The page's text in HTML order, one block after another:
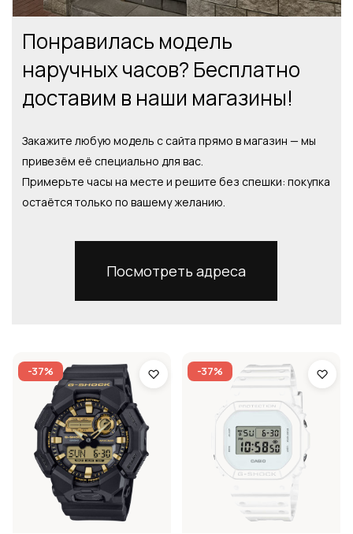
Понравилась модель
наручных часов? Бесплатно
доставим в наши магазины!
Закажите любую модель с сайта прямо в магазин — мы
привезём её специально для вас.
Примерьте часы на месте и решите без спешки: покупка
остаётся только по вашему желанию.
Посмотреть адреса
-37% -37%